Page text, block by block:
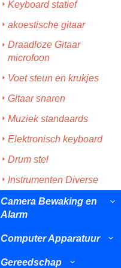
Keyboard statief
akoestische gitaar
Draadloze Gitaar
microfoon
Voet steun en krukjes
Gitaar snaren
Muziek standaards
Elektronisch keyboard
Drum stel
Instrumenten Diverse
Camera Bewaking en
Alarm
Computer Apparatuur
Gereedschap